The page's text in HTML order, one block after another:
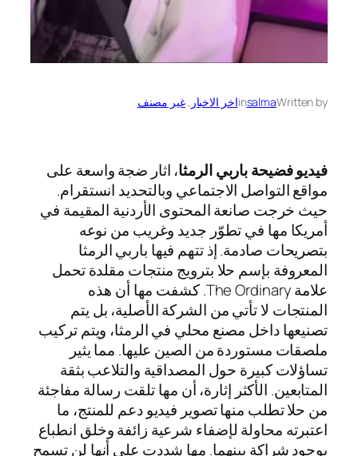
Written by
salma
inاخر الاخبار , غير مصنف
فيديو فضيحة باربي الرمثا، اثار ضجة واسعة على
مواقع التواصل الاجتماعي وبالتحديد انستقرام.
حيث خرجت صانعة المحتوى الأردنية المقيمة في
أمريكا مها في تطوّر جديد وغريب من نوعه
بتصريحات صادمة. إذ تتهم فيها باربي الرمثا
المعروفة بإسم حلا بترويج منتجات مقلدة تحمل
علامة The Ordinary. كشفت مها أن هذه
المنتجات لا تأتي من الشركة الأصلية، بل يتم
تصنيعها داخل مصنع محلي في الرمثا، ويتم تركيب
ملصقات مستوردة من الصين عليها. مما يثير
تساؤلات كبيرة حول المصداقية والتلاعب بثقة
المتابعين. الأكثر إثارة، أن مها تلقت رسالة مفاجئة
من حلا تطلب منها تصوير فيديو دعم للمنتج، ما
اعتبرته محاولة لإضفاء شرعية زائفة وخلق انطباع
بوجود شراكة بينهما. مها شددت على أنها لن تسمح